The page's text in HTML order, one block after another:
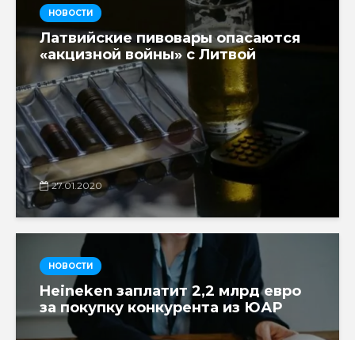
НОВОСТИ
Латвийские пивовары опасаются
«акцизной войны» с Литвой
27.01.2020
НОВОСТИ
Heineken заплатит 2,2 млрд евро
за покупку конкурента из ЮАР